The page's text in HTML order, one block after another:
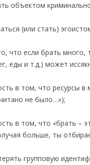
объектом
(или стать)
что если брать много,
еды и т.д.) может
в том, что ресурсы в
не было…»);
в том, что «брать –
больше, ты
групповую